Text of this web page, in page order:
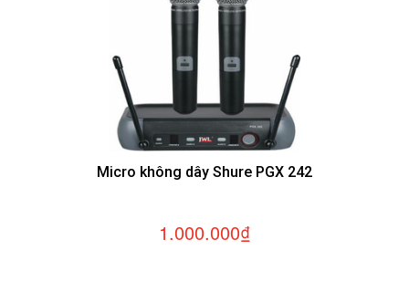
Micro không dây Shure PGX 242
1.000.000₫